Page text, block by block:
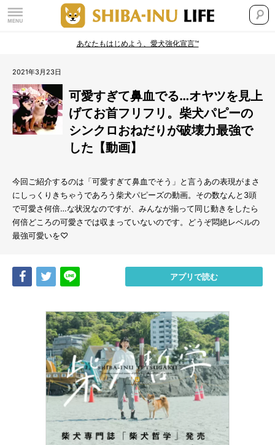
あなたもはじめよう、愛犬強化宣言™
2021年3月23日
可愛すぎて鼻血でる…オヤツを見上
げてお首フリフリ。柴犬パピーの
シンクロおねだりが破壊力最強で
した【動画】
今回ご紹介するのは「可愛すぎて鼻血でそう」と言うあの表現がまさ
にしっくりきちゃうであろう柴犬パピーズの動画。その数なんと3頭
で可愛さ何倍…な状況なのですが、みんなが揃って同じ動きをしたら
何倍どころの可愛さでは収まっていないのです。どうぞ悶絶レベルの
最強可愛いを♡
Share Tweet アプリで読む